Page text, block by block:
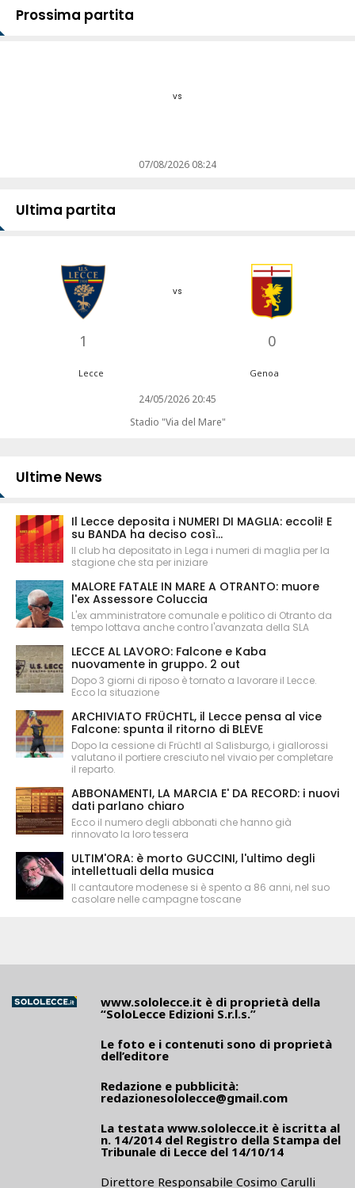
Prossima partita
vs
07/08/2026 08:24
Ultima partita
1
vs
0
Lecce Genoa
24/05/2026 20:45
Stadio "Via del Mare"
Ultime News
Il Lecce deposita i NUMERI DI MAGLIA: eccoli! E
su BANDA ha deciso così...
Il club ha depositato in Lega i numeri di maglia per la
stagione che sta per iniziare
MALORE FATALE IN MARE A OTRANTO: muore
l'ex Assessore Coluccia
L'ex amministratore comunale e politico di Otranto da
tempo lottava anche contro l'avanzata della SLA
LECCE AL LAVORO: Falcone e Kaba
nuovamente in gruppo. 2 out
Dopo 3 giorni di riposo è tornato a lavorare il Lecce.
Ecco la situazione
ARCHIVIATO FRÜCHTL, il Lecce pensa al vice
Falcone: spunta il ritorno di BLEVE
Dopo la cessione di Früchtl al Salisburgo, i giallorossi
valutano il portiere cresciuto nel vivaio per completare
il reparto.
ABBONAMENTI, LA MARCIA E' DA RECORD: i nuovi
dati parlano chiaro
Ecco il numero degli abbonati che hanno già
rinnovato la loro tessera
ULTIM'ORA: è morto GUCCINI, l'ultimo degli
intellettuali della musica
Il cantautore modenese si è spento a 86 anni, nel suo
casolare nelle campagne toscane
www.sololecce.it è di proprietà della
“SoloLecce Edizioni S.r.l.s.”
Le foto e i contenuti sono di proprietà
dell’editore
Redazione e pubblicità:
redazionesololecce@gmail.com
La testata www.sololecce.it è iscritta al
n. 14/2014 del Registro della Stampa del
Tribunale di Lecce del 14/10/14
Direttore Responsabile Cosimo Carulli